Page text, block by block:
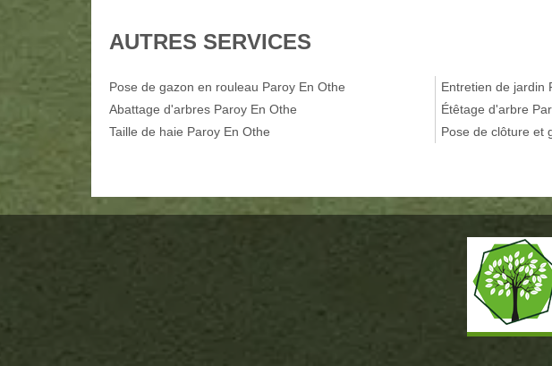
AUTRES SERVICES
Pose de gazon en rouleau Paroy En Othe
Abattage d'arbres Paroy En Othe
Taille de haie Paroy En Othe
Entretien de jardin
Étêtage d'arbre
Pose de clôture et